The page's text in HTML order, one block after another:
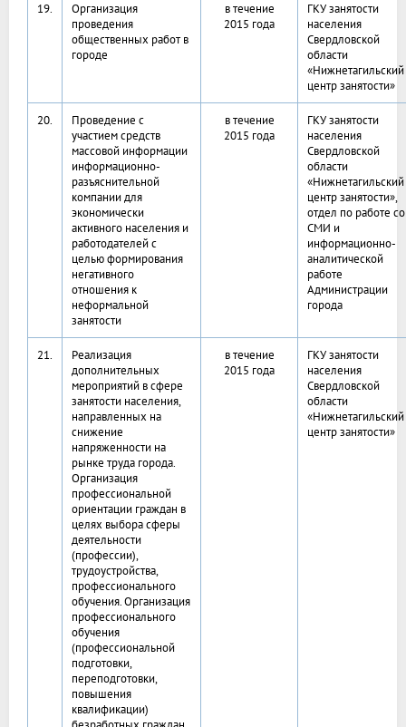
19.
Организация
проведения
общественных работ в
городе
в течение
2015 года
ГКУ занятости
населения
Свердловской
области
«Нижнетагильский
центр занятости»
20.
Проведение с
участием средств
массовой информации
информационно-
разъяснительной
компании для
экономически
активного населения и
работодателей с
целью формирования
негативного
отношения к
неформальной
занятости
в течение
2015 года
ГКУ занятости
населения
Свердловской
области
«Нижнетагильский
центр занятости»,
отдел по работе со
СМИ и
информационно-
аналитической
работе
Администрации
города
21.
Реализация
дополнительных
мероприятий в сфере
занятости населения,
направленных на
снижение
напряженности на
рынке труда города.
Организация
профессиональной
ориентации граждан в
целях выбора сферы
деятельности
(профессии),
трудоустройства,
профессионального
обучения. Организация
профессионального
обучения
(профессиональной
подготовки,
переподготовки,
повышения
квалификации)
в течение
2015 года
ГКУ занятости
населения
Свердловской
области
«Нижнетагильский
центр занятости»